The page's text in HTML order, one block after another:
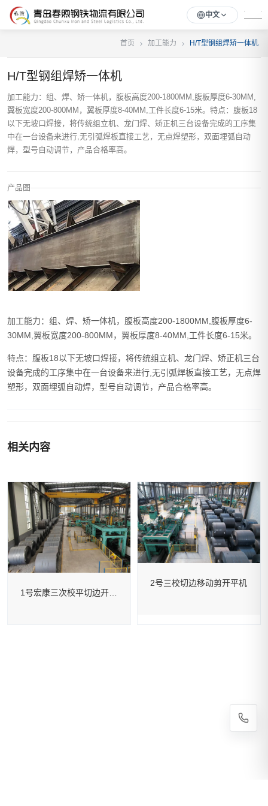
中文
首页 加工能力 H/T型钢组焊矫一体机
H/T型钢组焊矫一体机
加工能力：组、焊、矫一体机，腹板高度200-1800MM,腹板厚度6-30MM,
翼板宽度200-800MM，翼板厚度8-40MM,工件长度6-15米。特点：腹板18
以下无坡口焊接，将传统组立机、龙门焊、矫正机三台设备完成的工序集
中在一台设备来进行,无引弧焊板直接工艺，无点焊塑形，双面埋弧自动
焊，型号自动调节，产品合格率高。
产品图
加工能力：组、焊、矫一体机，腹板高度200-1800MM,腹板厚度6-
30MM,翼板宽度200-800MM，翼板厚度8-40MM,工件长度6-15米。
特点：腹板18以下无坡口焊接，将传统组立机、龙门焊、矫正机三台
设备完成的工序集中在一台设备来进行,无引弧焊板直接工艺，无点焊
塑形，双面埋弧自动焊，型号自动调节，产品合格率高。
相关内容
1号宏康三次校平切边开平机
2号三校切边移动剪开平机